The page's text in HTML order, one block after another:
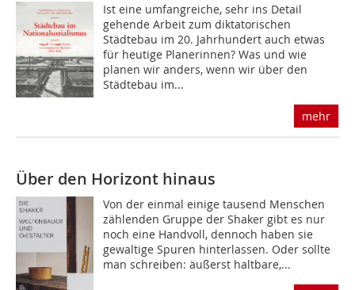
Ist eine umfangreiche, sehr ins Detail
gehende Arbeit zum diktatorischen
Städtebau im 20. Jahrhundert auch etwas
für heutige Planerinnen? Was und wie
planen wir anders, wenn wir über den
Städtebau im...
mehr
Über den Horizont hinaus
Von der einmal einige tausend Menschen
zählenden Gruppe der Shaker gibt es nur
noch eine Handvoll, dennoch haben sie
gewaltige Spuren hinterlassen. Oder sollte
man schreiben: äußerst haltbare,...